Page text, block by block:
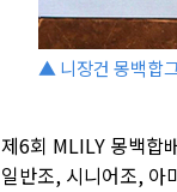
▲ 니장건 몽백합
제6회 MLILY 몽백합
일반조, 시니어조, 아